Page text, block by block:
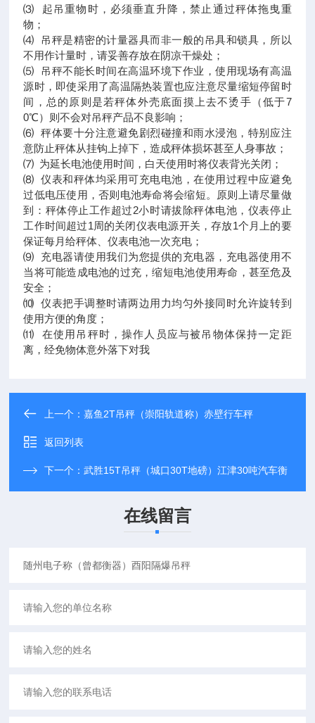
⑶ 起吊重物时，必须垂直升降，禁止通过秤体拖曳重
物；
⑷ 吊秤是精密的计量器具而非一般的吊具和锁具，所以
不用作计量时，请妥善存放在阴凉干燥处；
⑸ 吊秤不能长时间在高温环境下作业，使用现场有高温
源时，即使采用了高温隔热装置也应注意尽量缩短停留时
间，总的原则是若秤体外壳底面摸上去不烫手（低于7
0℃）则不会对吊秤产品不良影响；
⑹ 秤体要十分注意避免剧烈碰撞和雨水浸泡，特别应注
意防止秤体从挂钩上掉下，造成秤体损坏甚至人身事故；
⑺ 为延长电池使用时间，白天使用时将仪表背光关闭；
⑻ 仪表和秤体均采用可充电电池，在使用过程中应避免
过低电压使用，否则电池寿命将会缩短。原则上请尽量做
到：秤体停止工作超过2小时请拔除秤体电池，仪表停止
工作时间超过1周的关闭仪表电源开关，存放1个月上的要
保证每月给秤体、仪表电池一次充电；
⑼ 充电器请使用我们为您提供的充电器，充电器使用不
当将可能造成电池的过充，缩短电池使用寿命，甚至危及
安全；
⑽ 仪表把手调整时请两边用力均匀外接同时允许旋转到
使用方便的角度；
⑾ 在使用吊秤时，操作人员应与被吊物体保持一定距
离，经免物体意外落下对我
上一个：嘉鱼2T吊秤（崇阳轨道称）赤壁行车秤
返回列表
下一个：武胜15T吊秤（城口30T地磅）江津30吨汽车衡
在线留言